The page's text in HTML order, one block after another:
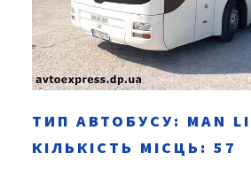
ТИП АВТОБУСУ: MAN
КІЛЬКІСТЬ МІСЦЬ: 57